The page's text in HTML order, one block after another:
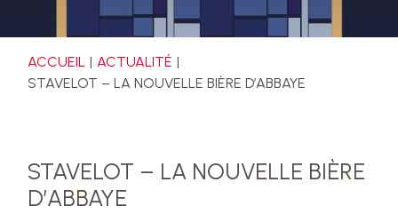
ACCUEIL
ACTUALITÉ
STAVELOT – LA NOUVELLE BIÈRE D’ABBAYE
STAVELOT – LA NOUVELLE BIÈRE
D’ABBAYE